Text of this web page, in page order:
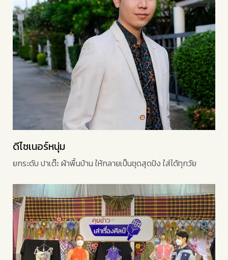
ดีไซเนอร์หนุ่ม
ยกระดับ ปาเต๊ะ ผ้าพื้นบ้าน ให้กลายเป็นชุดสุดปัง ใส่ได้ทุกวัย